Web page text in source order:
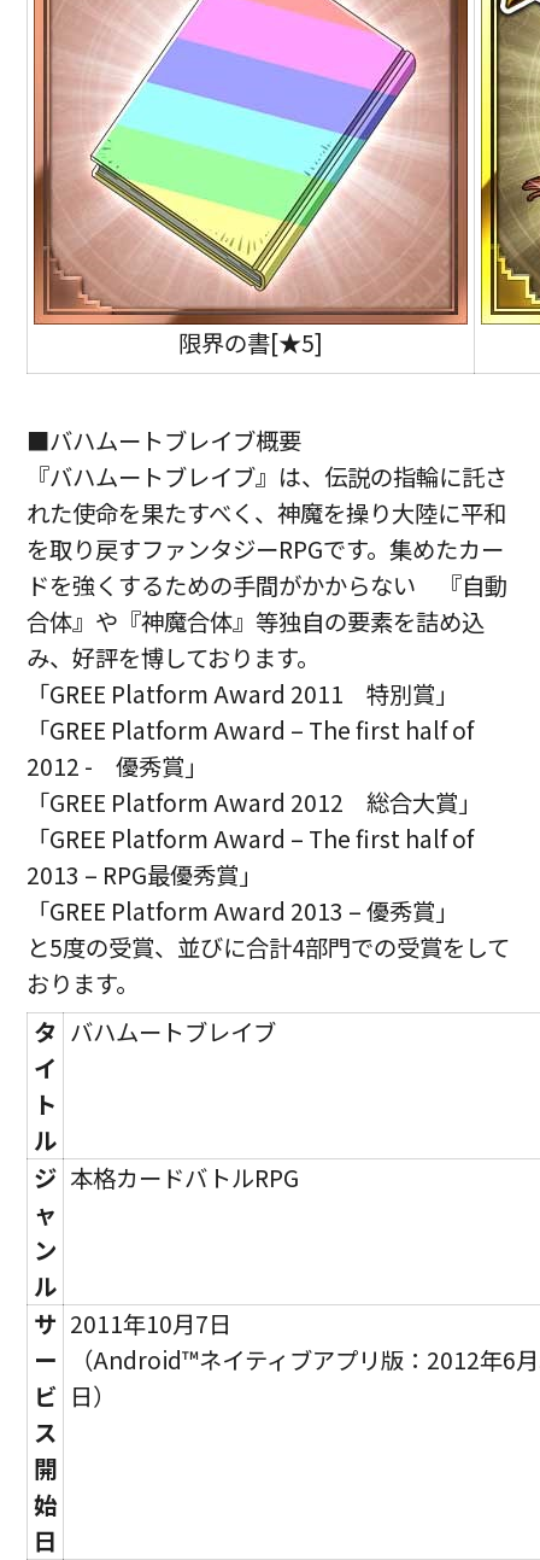
限界の書[★5]
■バハムートブレイブ概要
『バハムートブレイブ』は、伝説の指輪に託さ
れた使命を果たすべく、神魔を操り大陸に平和
を取り戻すファンタジーRPGです。集めたカー
ドを強くするための手間がかからない 『自動
合体』や『神魔合体』等独自の要素を詰め込
み、好評を博しております。
「GREE Platform Award 2011 特別賞」
「GREE Platform Award – The first half of
2012 - 優秀賞」
「GREE Platform Award 2012 総合大賞」
「GREE Platform Award – The first half of
2013 – RPG最優秀賞」
「GREE Platform Award 2013 – 優秀賞」
と5度の受賞、並びに合計4部門での受賞をして
おります。
タ
イ
ト
ル
バハムートブレイブ
ジ
ャ
ン
ル
本格カードバトルRPG
サ
ー
ビ
ス
開
始
日
2011年10月7日
（Android™ネイティブアプリ版：2012年6
日）